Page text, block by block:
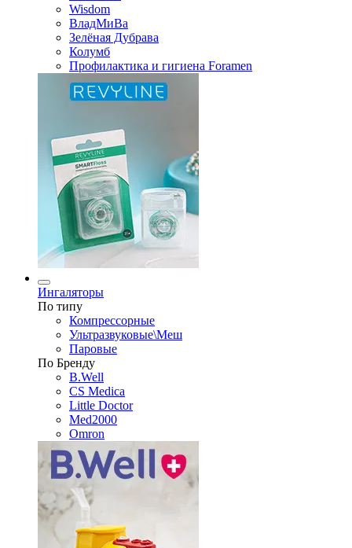
Wisdom
ВладМиВа
Зелёная Дубрава
Колумб
Профилактика и гигиена Foramen
Ингаляторы
По типу
Компрессорные
Ультразвуковые\Меш
Паровые
По Бренду
B.Well
CS Medica
Little Doctor
Med2000
Omron